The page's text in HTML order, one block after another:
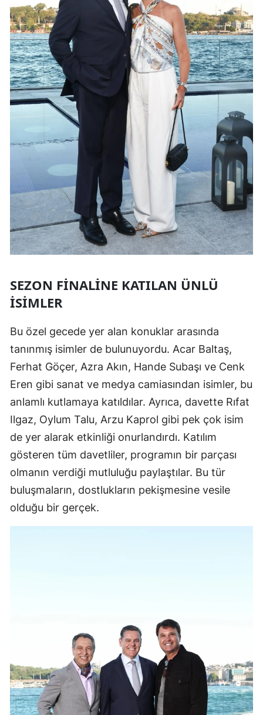
SEZON FINALINE KATILAN ÜNLÜ
İSIMLER
Bu özel gecede yer alan konuklar arasında
tanınmış isimler de bulunuyordu. Acar Baltaş,
Ferhat Göçer, Azra Akın, Hande Subaşı ve Cenk
Eren gibi sanat ve medya camiasından isimler, bu
anlamlı kutlamaya katıldılar. Ayrıca, davette Rıfat
Ilgaz, Oylum Talu, Arzu Kaprol gibi pek çok isim
de yer alarak etkinliği onurlandırdı. Katılım
gösteren tüm davetliler, programın bir parçası
olmanın verdiği mutluluğu paylaştılar. Bu tür
buluşmaların, dostlukların pekişmesine vesile
olduğu bir gerçek.